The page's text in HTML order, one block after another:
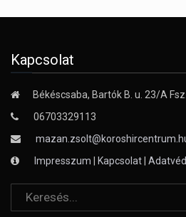
Kapcsolat
Békéscsaba, Bartók B. u. 23/A Fsz.
06703329113
Impresszum
Kapcsolat